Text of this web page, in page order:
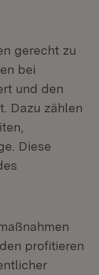
gerecht zu
bei
und den
Dazu zählen
Diese
profitieren